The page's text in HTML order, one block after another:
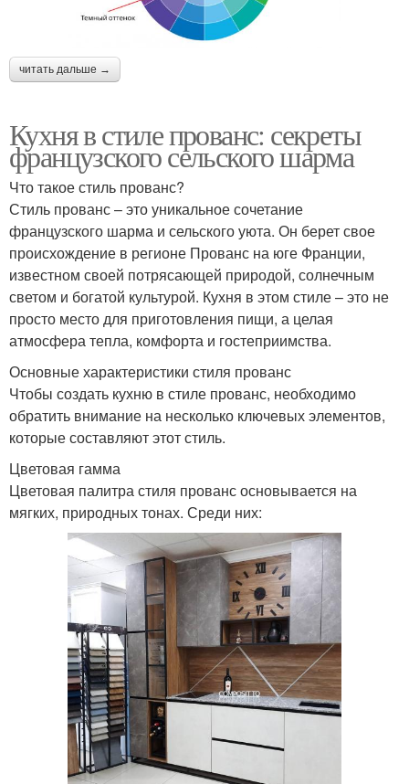
читать дальше →
Кухня в стиле прованс: секреты
французского сельского шарма
Что такое стиль прованс?
Стиль прованс – это уникальное сочетание
французского шарма и сельского уюта. Он берет свое
происхождение в регионе Прованс на юге Франции,
известном своей потрясающей природой, солнечным
светом и богатой культурой. Кухня в этом стиле – это не
просто место для приготовления пищи, а целая
атмосфера тепла, комфорта и гостеприимства.
Основные характеристики стиля прованс
Чтобы создать кухню в стиле прованс, необходимо
обратить внимание на несколько ключевых элементов,
которые составляют этот стиль.
Цветовая гамма
Цветовая палитра стиля прованс основывается на
мягких, природных тонах. Среди них: